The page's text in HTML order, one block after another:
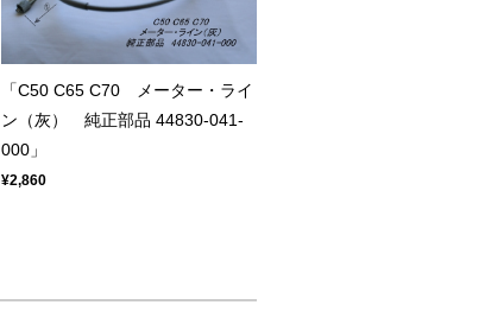
「C50 C65 C70 メーター・ライ
ン（灰） 純正部品 44830-041-
000」
¥2,860